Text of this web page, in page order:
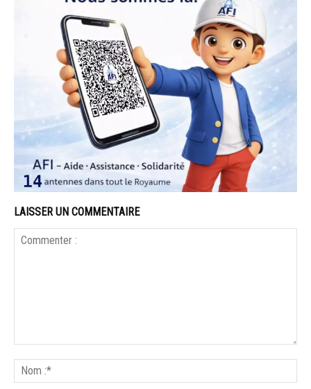
LAISSER UN COMMENTAIRE